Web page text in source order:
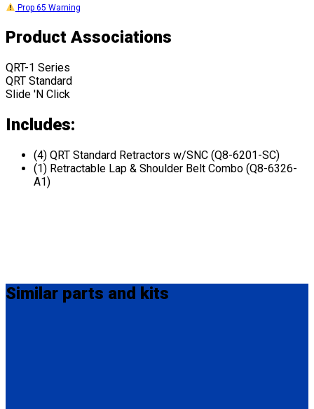
Prop 65 Warning
Product Associations
QRT-1 Series
QRT Standard
Slide 'N Click
Includes:
(4) QRT Standard Retractors w/SNC (Q8-6201-SC)
(1) Retractable Lap & Shoulder Belt Combo (Q8-6326-
A1)
Similar parts and kits